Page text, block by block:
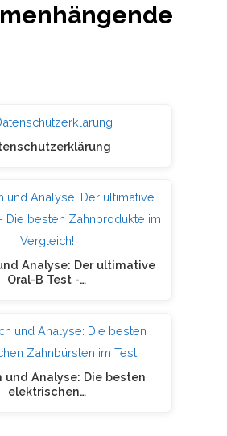
Analyse: Der ultimative
Oral-B Test -…
und Analyse: Die besten
elektrischen…